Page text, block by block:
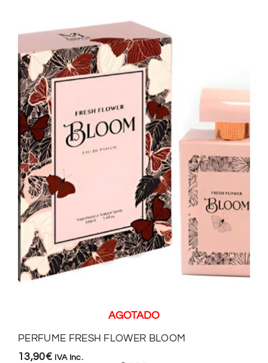
AGOTADO
PERFUME FRESH FLOWER BLOOM
13,90€ IVA Inc.